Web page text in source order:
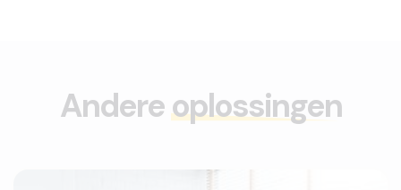
Andereoplossingen